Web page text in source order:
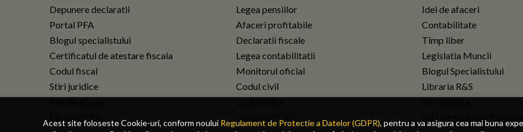
Acest site foloseste Cookie-uri, conform noului Regulament de Protectie a Datelor (GDPR), pentru a va asigura cea mai buna
Depunere declaratii
Portal PFA
Blogul specialistului
Certificatul de atestare fiscala
Codul fiscal
Stiri juridice
Legea pensiilor
Afaceri profitabile
Declaratii fiscale
Legea contabilitatii
Monitorul oficial
Codul civil
Idei de afaceri
Contabilitate
Timp liber
Legislatia Muncii
Blogul Specialistului
Libraria R&S